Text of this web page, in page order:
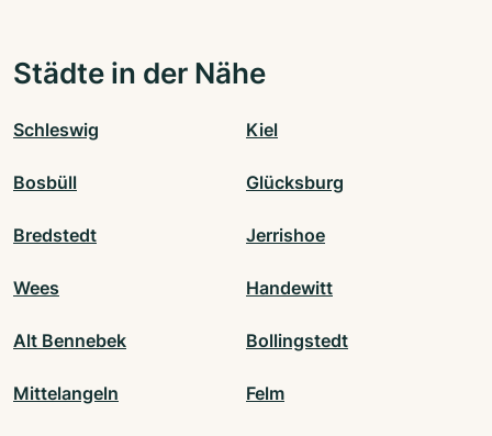
Städte in der Nähe
Schleswig Kiel
Bosbüll Glücksburg
Bredstedt Jerrishoe
Wees Handewitt
Alt Bennebek Bollingstedt
Mittelangeln Felm